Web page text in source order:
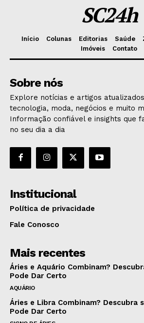
SC24h
Início Colunas Editorias Saúde
Imóveis
Contato
Sobre nós
Explore notícias e artigos
tecnologia, moda, negócios e muito
Informação confiável e insights que
no seu dia a dia
Institucional
Política de privacidade
Fale Conosco
Mais recentes
Áries e Aquário Combinam?
Pode Dar Certo
AQUÁRIO
Áries e Libra Combinam? Descubra
Pode Dar Certo